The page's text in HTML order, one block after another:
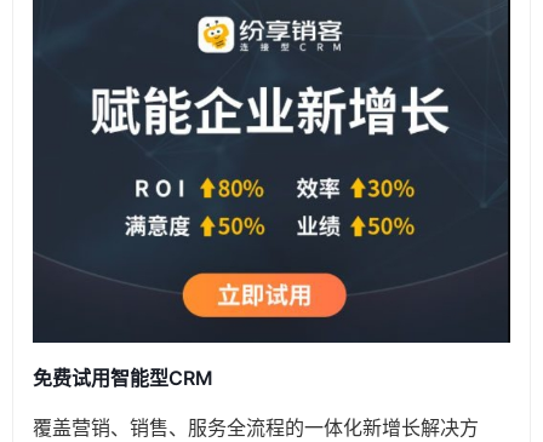
免费试用智能型CRM
覆盖营销、销售、服务全流程的一体化新增长解决方